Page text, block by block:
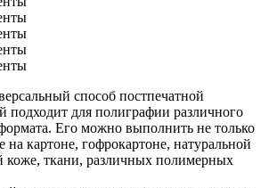
способ постпечатной
подходит для полиграфии различного
Его можно выполнить не только
на картоне, гофрокартоне, натуральной
коже, ткани, различных полимерных